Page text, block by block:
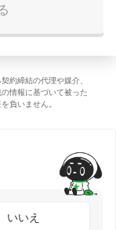
約締結の代理や媒介、
情報に基づいて被った
負いません。
いいえ